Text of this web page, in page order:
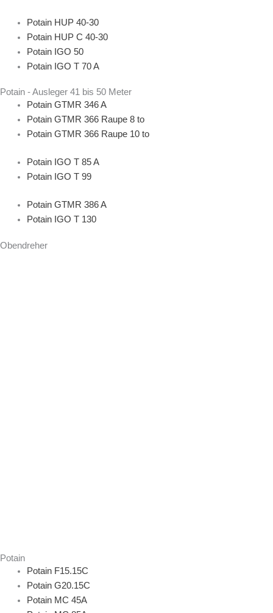
Potain HUP 40-30
Potain HUP C 40-30
Potain IGO 50
Potain IGO T 70 A
Potain - Ausleger 41 bis 50 Meter
Potain GTMR 346 A
Potain GTMR 366 Raupe 8 to
Potain GTMR 366 Raupe 10 to
Potain IGO T 85 A
Potain IGO T 99
Potain GTMR 386 A
Potain IGO T 130
Obendreher
Potain
Potain F15.15C
Potain G20.15C
Potain MC 45A